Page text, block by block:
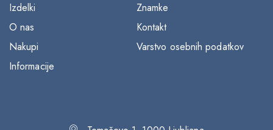
Izdelki
Znamke
O nas
Kontakt
Nakupi
Varstvo osebnih podatkov
Informacije